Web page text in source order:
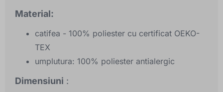
Material:
catifea - 100% poliester cu certificat OEKO-
TEX
umplutura: 100% poliester antialergic
Dimensiuni :